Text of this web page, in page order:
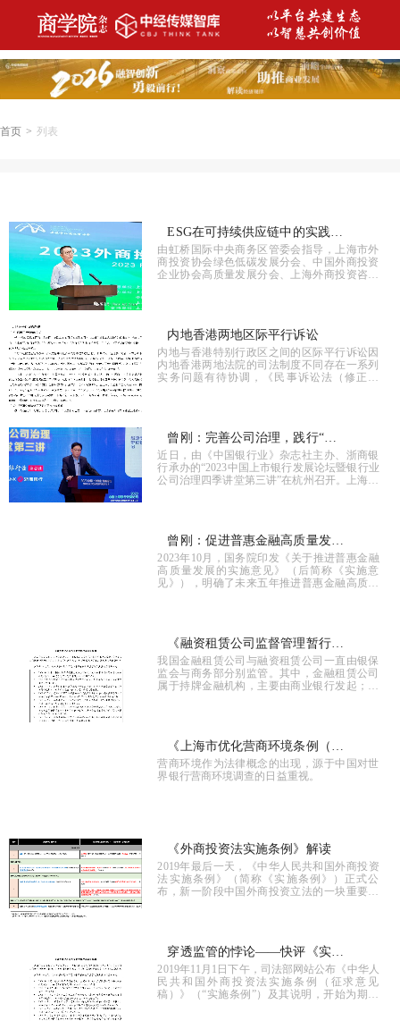
首页 > 列表
ESG在可持续供应链中的实践方
法
由虹桥国际中央商务区管委会指导，上海市外
商投资协会绿色低碳发展分会、中国外商投资
企业协会高质量发展分会、上海外商投资咨询
内地香港两地区际平行诉讼
内地与香港特别行政区之间的区际平行诉讼因
内地香港两地法院的司法制度不同存在一系列
实务问题有待协调，《民事诉讼法（修正草
曾刚：完善公司治理，践行“负
责任的金融”
近日，由《中国银行业》杂志社主办、浙商银
行承办的“2023中国上市银行发展论坛暨银行业
公司治理四季讲堂第三讲”在杭州召开。上海金
曾刚：促进普惠金融高质量发
展，服务中国式现代化
2023年10月，国务院印发《关于推进普惠金融
高质量发展的实施意见》（后简称《实施意
见》），明确了未来五年推进普惠金融高质量
《融资租赁公司监督管理暂行办
法》解读
我国金融租赁公司与融资租赁公司一直由银保
监会与商务部分别监管。其中，金融租赁公司
属于持牌金融机构，主要由商业银行发起；融
《上海市优化营商环境条例（草
案）》述评
营商环境作为法律概念的出现，源于中国对世
界银行营商环境调查的日益重视。
《外商投资法实施条例》解读
2019年最后一天，《中华人民共和国外商投资
法实施条例》（简称《实施条例》）正式公
布，新一阶段中国外商投资立法的一块重要拼
穿透监管的悖论——快评《实施
条例（征求意见稿）》第35条
2019年11月1日下午，司法部网站公布《中华人
民共和国外商投资法实施条例（征求意见
稿）》（“实施条例”）及其说明，开始为期一